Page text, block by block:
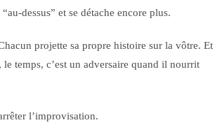
dessus” et se détache encore plus.
projette sa propre histoire sur la vôtre. Et
temps, c’est un adversaire quand il nourrit
l’improvisation.